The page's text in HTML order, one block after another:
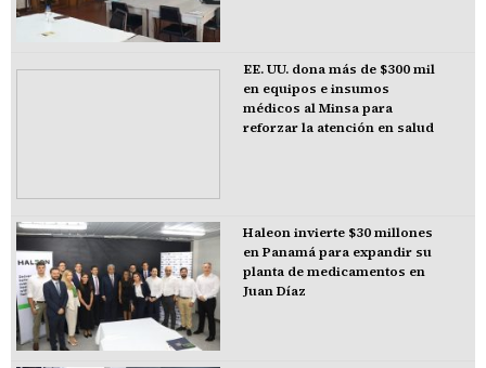
EE. UU. dona más de $300 mil
en equipos e insumos
médicos al Minsa para
reforzar la atención en salud
Haleon invierte $30 millones
en Panamá para expandir su
planta de medicamentos en
Juan Díaz